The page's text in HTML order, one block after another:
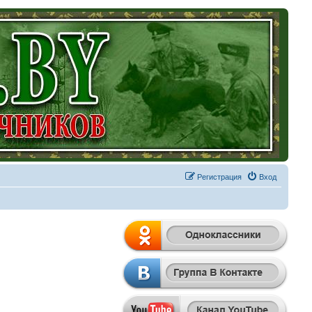
Вход
Регистрация